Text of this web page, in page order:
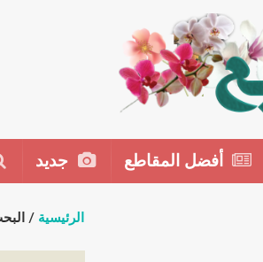
أفضل المقاطع جديد
الرئيسية /